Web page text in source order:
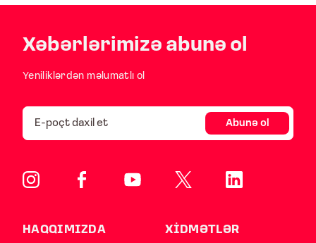
Xəbərlərimizə abunə ol
Yeniliklərdən məlumatlı ol
Abunə ol
HAQQIMIZDA XİDMƏTLƏR